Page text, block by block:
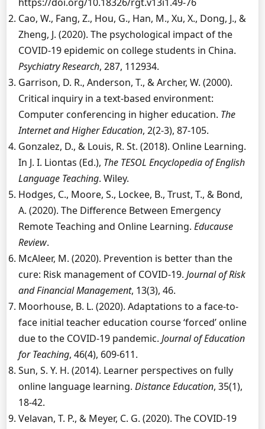
Cao, W., Fang, Z., Hou, G., Han, M., Xu, X., Dong, J., &
Zheng, J. (2020). The psychological impact of the
COVID-19 epidemic on college students in China.
Psychiatry Research, 287, 112934.
Garrison, D. R., Anderson, T., & Archer, W. (2000).
Critical inquiry in a text-based environment:
Computer conferencing in higher education. The
Internet and Higher Education, 2(2-3), 87-105.
Gonzalez, D., & Louis, R. St. (2018). Online Learning.
In J. I. Liontas (Ed.), The TESOL Encyclopedia of English
Language Teaching. Wiley.
Hodges, C., Moore, S., Lockee, B., Trust, T., & Bond,
A. (2020). The Difference Between Emergency
Remote Teaching and Online Learning. Educause
Review.
McAleer, M. (2020). Prevention is better than the
cure: Risk management of COVID-19. Journal of Risk
and Financial Management, 13(3), 46.
Moorhouse, B. L. (2020). Adaptations to a face-to-
face initial teacher education course ‘forced’ online
due to the COVID-19 pandemic. Journal of Education
for Teaching, 46(4), 609-611.
Sun, S. Y. H. (2014). Learner perspectives on fully
online language learning. Distance Education, 35(1),
18-42.
Velavan, T. P., & Meyer, C. G. (2020). The COVID-19